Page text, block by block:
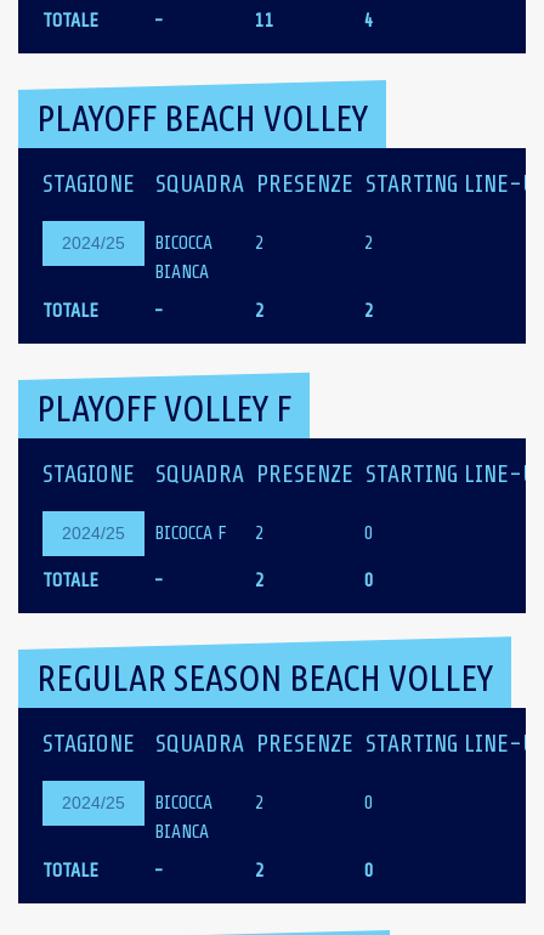
TOTALE - 11 4
PLAYOFF BEACH VOLLEY
STAGIONE SQUADRA PRESENZE STARTING LINE-
2024/25
BICOCCA
BIANCA
2 2
TOTALE - 2 2
PLAYOFF VOLLEY F
STAGIONE SQUADRA PRESENZE STARTING LINE-
2024/25 BICOCCA F 2 0
TOTALE - 2 0
REGULAR SEASON BEACH VOLLEY
STAGIONE SQUADRA PRESENZE STARTING LINE-
2024/25
BICOCCA
BIANCA
2 0
TOTALE - 2 0